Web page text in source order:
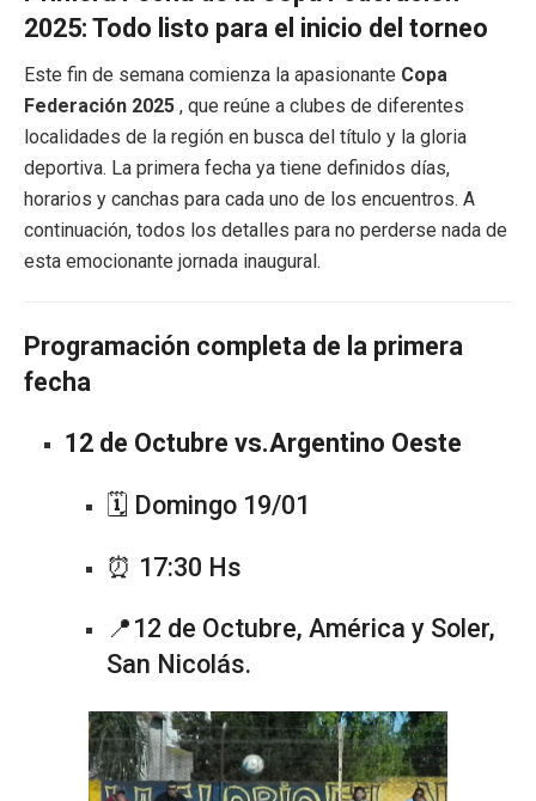
2025: Todo listo para el inicio del torneo
Este fin de semana comienza la apasionante Copa
Federación 2025 , que reúne a clubes de diferentes
localidades de la región en busca del título y la gloria
deportiva. La primera fecha ya tiene definidos días,
horarios y canchas para cada uno de los encuentros. A
continuación, todos los detalles para no perderse nada de
esta emocionante jornada inaugural.
Programación completa de la primera
fecha
12 de Octubre vs.Argentino Oeste
🗓️ Domingo 19/01
⏰ 17:30 Hs
📍12 de Octubre, América y Soler,
San Nicolás.